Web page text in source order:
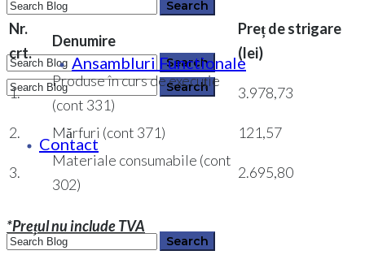
0364 146 512
0364 146 512
Ansambluri Functionale
Contact
Nr.
crt.
Denumire
Preț de strigare
(lei)
1.
Produse în curs de execuție
(cont 331)
3.978,73
2. Mărfuri (cont 371) 121,57
3.
Materiale consumabile (cont
302)
2.695,80
*Prețul nu include TVA